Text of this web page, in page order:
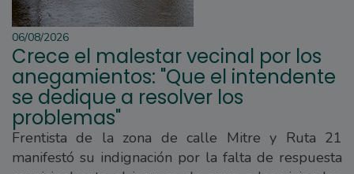
06/08/2026
Crece el malestar vecinal por los
anegamientos: "Que el intendente
se dedique a resolver los
problemas"
Frentista de la zona de calle Mitre y Ruta 21
manifestó su indignación por la falta de respuesta